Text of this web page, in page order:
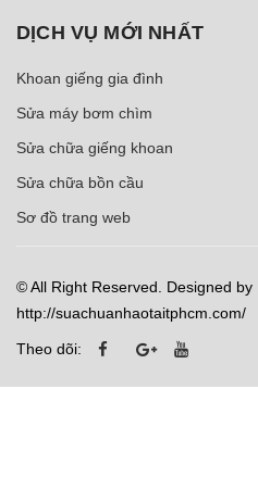
DỊCH VỤ MỚI NHẤT
Khoan giếng gia đình
Sửa máy bơm chìm
Sửa chữa giếng khoan
Sửa chữa bồn cầu
Sơ đồ trang web
© All Right Reserved. Designed by
http://suachuanhaotaitphcm.com/
Theo dõi: